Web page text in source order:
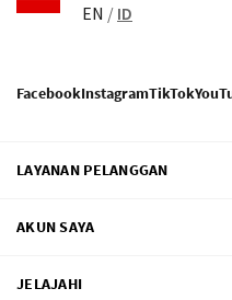
EN / ID
FacebookInstagramTikTok
LAYANAN PELANGGAN
AKUN SAYA
JELAJAHI